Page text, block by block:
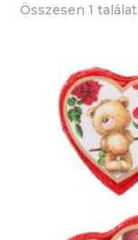
Összesen 1 találat